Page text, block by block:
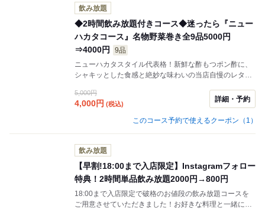
飲み放題
◆2時間飲み放題付きコース◆迷ったら『ニュー
ハカタコース』名物野菜巻き全9品5000円
⇒4000円
9品
ニューハカタスタイル代表格！新鮮な酢もつポン酢に、
シャキッとした食感と絶妙な味わいの当店自慢のレタス
みも魅力的です◎最後には本日のデザートで締めくく
り、充実のひとときをお過ごしください！ご友人との飲
み会や女子会にも最適です♪
5,000円
4,000円 (税込)
詳細・予約
このコース予約で使えるクーポン（1）
飲み放題
【早割!18:00まで入店限定】Instagramフォロー
特典！2時間単品飲み放題2000円→800円
18:00まで入店限定で破格のお値段の飲み放題コースを
ご用意させていただきました！お好きな料理と一緒にご